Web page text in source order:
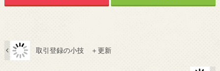
取引登録の小技 ＋更新